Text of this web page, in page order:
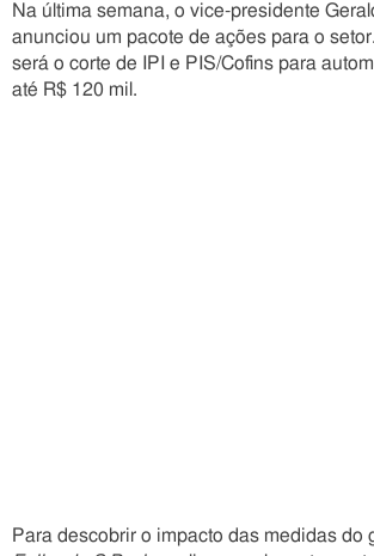
Na última semana, o vice-presidente
anunciou um pacote de ações para o
será o corte de IPI e PIS/Cofins para
até R$ 120 mil.
Para descobrir o impacto das medidas do